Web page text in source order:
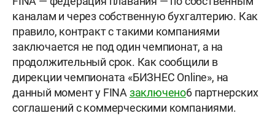
каналам и через собственную бухгалтерию. Как
правило, контракт с такими компаниями
заключается не под один чемпионат, а на
продолжительный срок. Как сообщили в
дирекции чемпионата «БИЗНЕС Online», на
данный момент у FINAзаключено6 партнерских
соглашений с коммерческими компаниями.